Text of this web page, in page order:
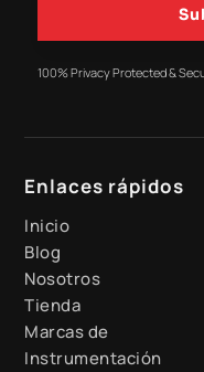
100% Privacy Protected &
Enlaces rápidos
Inicio
Blog
Nosotros
Tienda
Marcas de
Instrumentación